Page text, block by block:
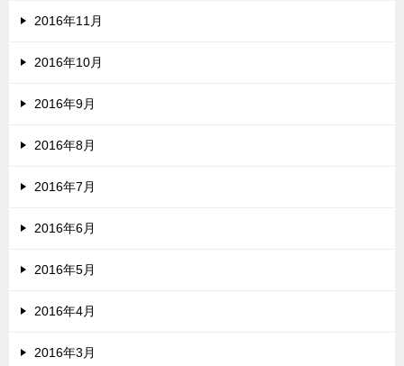
2016年11月
2016年10月
2016年9月
2016年8月
2016年7月
2016年6月
2016年5月
2016年4月
2016年3月